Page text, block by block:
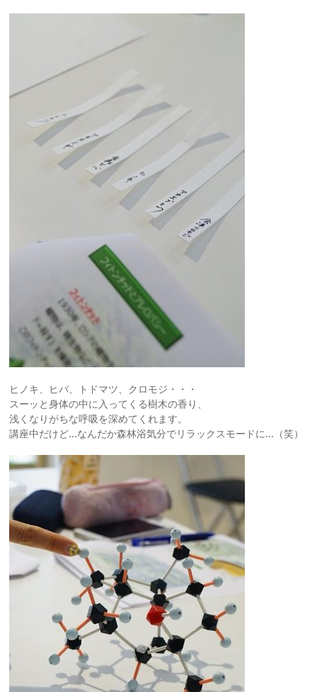
ヒノキ、ヒバ、トドマツ、クロモジ・・・
スーッと身体の中に入ってくる樹木の香り、
浅くなりがちな呼吸を深めてくれます。
講座中だけど…なんだか森林浴気分でリラックスモードに…（笑）